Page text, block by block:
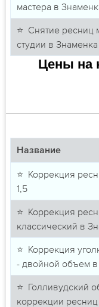
мастера в
⭐ Снятие ресниц
студии в Знаменка
Цены на
Название
⭐ Коррекция
1,5
⭐ Коррекция
классический в
⭐ Коррекция
- двойной объем
⭐ Голливудский
коррекции